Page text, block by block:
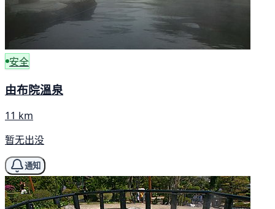
安全
由布院溫泉
11 km
暂无出没
通知